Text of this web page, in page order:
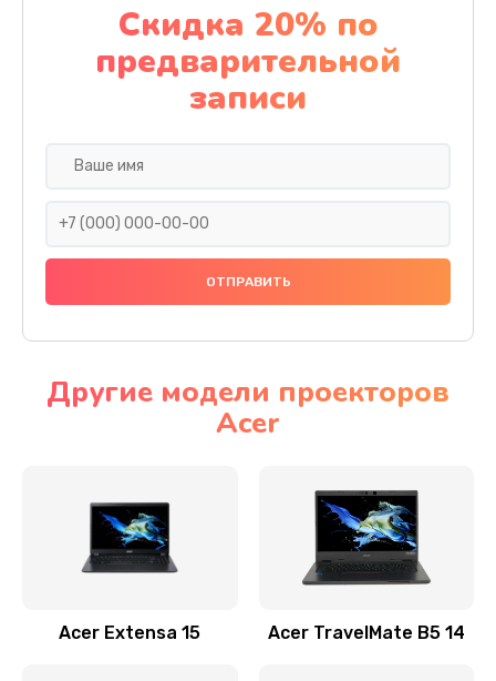
Чистка от пыли
1060 руб.
Заказать
Ремонт подсветки
Настройка BIOS
Замена видеочипа
Заказать
Скидка 20% по
предварительной
записи
Другие модели проекторов
Acer
Acer Extensa 15 Acer TravelMate B5 14